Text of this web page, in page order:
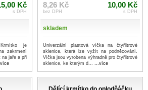
Kč
s DPH
je
zakrmení
jaře a při
8,26 Kč
bez DPH
10,00 Kč
s DPH
skladem
Univerzální plastová víčka na čtyřlitrové
sklenice, která lze vyžít na podněcování.
Víčka jsou vyrobena výhradně pro čtyřlitrové
sklenice, ke kterým d... ...více